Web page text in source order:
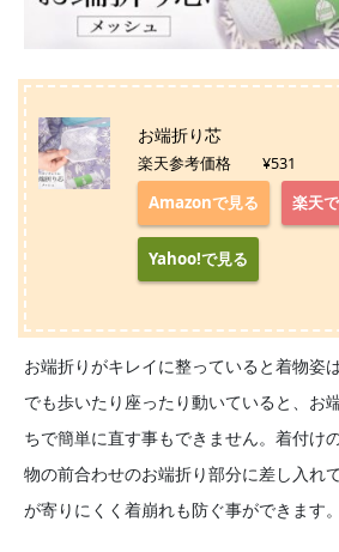
お端折り芯
楽天参考価格 ¥531
Amazonで見る 楽天
Yahoo!で見る
お端折りがキレイに整っていると着物姿
でも歩いたり座ったり動いていると、お
ちで簡単に直す事もできません。着付け
物の前合わせのお端折り部分に差し入れ
が寄りにくく着崩れも防ぐ事ができます。